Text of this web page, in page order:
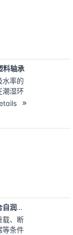
料轴承
水率的
潮湿环
良好的
金属塑料复合自润滑轴承
载、断
等条件